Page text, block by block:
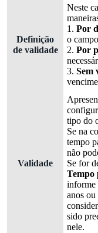
Definição
de validade
Neste
1.Por
o
2.Por
3.Sem
Validade
tipo do
Se na
tempo
não
Se for
Tempo
informe
anos ou
sido
nele.